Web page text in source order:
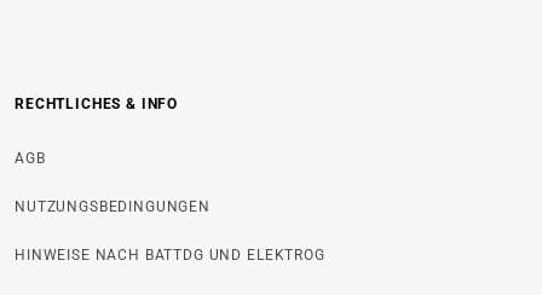
RECHTLICHES & INFO
AGB
NUTZUNGSBEDINGUNGEN
HINWEISE NACH BATTDG UND ELEKTROG